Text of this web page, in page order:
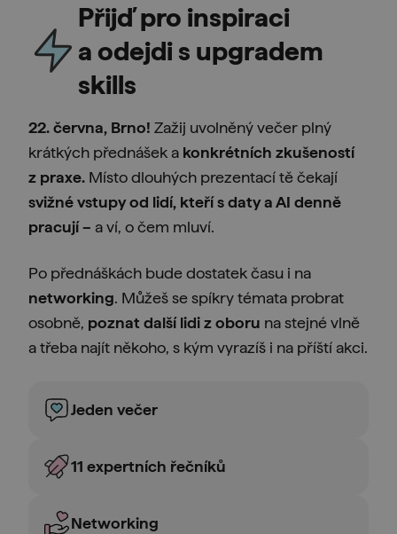
Přijď pro inspiraci
a odejdi s upgradem
skills
22. června, Brno! Zažij uvolněný večer plný
krátkých přednášek a konkrétních zkušeností
z praxe. Místo dlouhých prezentací tě čekají
svižné vstupy od lidí, kteří s daty a AI denně
pracují – a ví, o čem mluví.
Po přednáškách bude dostatek času i na
networking. Můžeš se spíkry témata probrat
osobně, poznat další lidi z oboru na stejné vlně
a třeba najít někoho, s kým vyrazíš i na příští akci.
Jeden večer
11 expertních řečníků
Networking